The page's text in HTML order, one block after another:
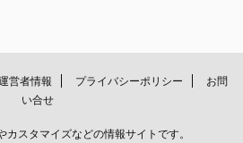
営者情報 プライバシーポリシー
お問
い合せ
スタマイズなどの情報サイトです。